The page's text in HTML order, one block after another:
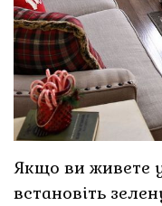
Якщо ви живете
встановіть